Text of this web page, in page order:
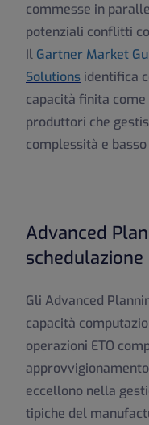
commesse in
potenziali conflitti
Il Gartner Market
Solutions identifica
capacità finita
produttori che
complessità e
Advanced
Gli Advanced
capacità
operazioni ETO
eccellono nella
tipiche del